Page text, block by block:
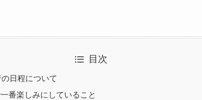
目次
日程について
番楽しみにしていること